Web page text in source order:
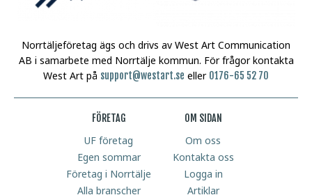
Norrtäljeföretag ägs och drivs av West Art Communication
AB i samarbete med Norrtälje kommun. För frågor kontakta
West Art på support@westart.se eller 0176-65 52 70
FÖRETAG
UF företag
Egen sommar
Företag i Norrtälje
Alla branscher
OM SIDAN
Om oss
Kontakta oss
Logga in
Artiklar